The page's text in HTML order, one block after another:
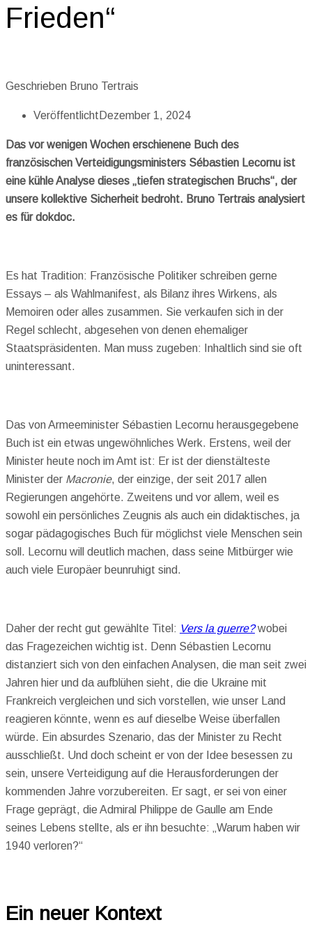
Frieden“
Geschrieben Bruno Tertrais
Veröffentlicht Dezember 1, 2024
Das vor wenigen Wochen erschienene Buch des
französischen Verteidigungsministers Sébastien Lecornu ist
eine kühle Analyse dieses „tiefen strategischen Bruchs“, der
unsere kollektive Sicherheit bedroht. Bruno Tertrais analysiert
es für dokdoc.
Es hat Tradition: Französische Politiker schreiben gerne
Essays – als Wahlmanifest, als Bilanz ihres Wirkens, als
Memoiren oder alles zusammen. Sie verkaufen sich in der
Regel schlecht, abgesehen von denen ehemaliger
Staatspräsidenten. Man muss zugeben: Inhaltlich sind sie oft
uninteressant.
Das von Armeeminister Sébastien Lecornu herausgegebene
Buch ist ein etwas ungewöhnliches Werk. Erstens, weil der
Minister heute noch im Amt ist: Er ist der dienstälteste
Minister der Macronie, der einzige, der seit 2017 allen
Regierungen angehörte. Zweitens und vor allem, weil es
sowohl ein persönliches Zeugnis als auch ein didaktisches, ja
sogar pädagogisches Buch für möglichst viele Menschen sein
soll. Lecornu will deutlich machen, dass seine Mitbürger wie
auch viele Europäer beunruhigt sind.
Daher der recht gut gewählte Titel: Vers la guerre?wobei
das Fragezeichen wichtig ist. Denn Sébastien Lecornu
distanziert sich von den einfachen Analysen, die man seit zwei
Jahren hier und da aufblühen sieht, die die Ukraine mit
Frankreich vergleichen und sich vorstellen, wie unser Land
reagieren könnte, wenn es auf dieselbe Weise überfallen
würde. Ein absurdes Szenario, das der Minister zu Recht
ausschließt. Und doch scheint er von der Idee besessen zu
sein, unsere Verteidigung auf die Herausforderungen der
kommenden Jahre vorzubereiten. Er sagt, er sei von einer
Frage geprägt, die Admiral Philippe de Gaulle am Ende
seines Lebens stellte, als er ihn besuchte: „Warum haben wir
1940 verloren?“
Ein neuer Kontext